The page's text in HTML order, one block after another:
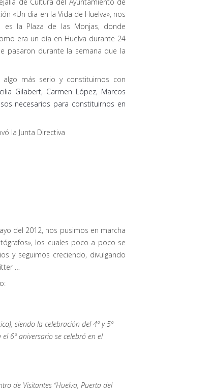
«Un dia en la Vida de Huelva», nos
la Plaza de las Monjas, donde
era un día en Huelva durante 24
pasaron durante la semana que la
más serio y constituirnos con
Gilabert, Carmen López, Marcos
necesarios para constituirnos en
la Junta Directiva
del 2012, nos pusimos en marcha
los cuales poco a poco se
y seguimos creciendo, divulgando
…
siendo la celebración del 4º y 5º
6º aniversario se celebró en el
de Visitantes “Huelva, Puerta del